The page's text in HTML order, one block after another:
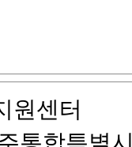
원센터